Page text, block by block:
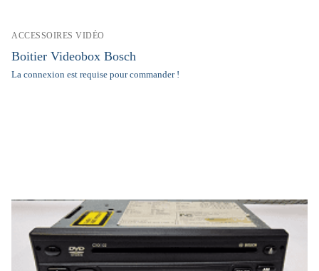
ACCESSOIRES VIDÉO
Boitier Videobox Bosch
La connexion est requise pour commander !